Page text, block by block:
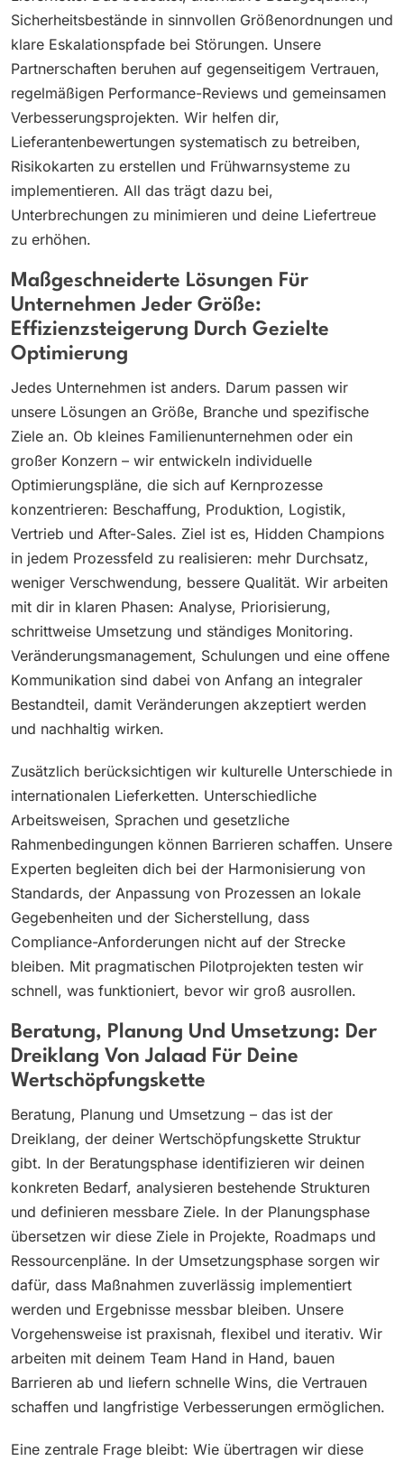
Sicherheitsbestände in sinnvollen Größenordnungen und
klare Eskalationspfade bei Störungen. Unsere
Partnerschaften beruhen auf gegenseitigem Vertrauen,
regelmäßigen Performance-Reviews und gemeinsamen
Verbesserungsprojekten. Wir helfen dir,
Lieferantenbewertungen systematisch zu betreiben,
Risikokarten zu erstellen und Frühwarnsysteme zu
implementieren. All das trägt dazu bei,
Unterbrechungen zu minimieren und deine Liefertreue
zu erhöhen.
Maßgeschneiderte Lösungen Für
Unternehmen Jeder Größe:
Effizienzsteigerung Durch Gezielte
Optimierung
Jedes Unternehmen ist anders. Darum passen wir
unsere Lösungen an Größe, Branche und spezifische
Ziele an. Ob kleines Familienunternehmen oder ein
großer Konzern – wir entwickeln individuelle
Optimierungspläne, die sich auf Kernprozesse
konzentrieren: Beschaffung, Produktion, Logistik,
Vertrieb und After-Sales. Ziel ist es, Hidden Champions
in jedem Prozessfeld zu realisieren: mehr Durchsatz,
weniger Verschwendung, bessere Qualität. Wir arbeiten
mit dir in klaren Phasen: Analyse, Priorisierung,
schrittweise Umsetzung und ständiges Monitoring.
Veränderungsmanagement, Schulungen und eine offene
Kommunikation sind dabei von Anfang an integraler
Bestandteil, damit Veränderungen akzeptiert werden
und nachhaltig wirken.
Zusätzlich berücksichtigen wir kulturelle Unterschiede in
internationalen Lieferketten. Unterschiedliche
Arbeitsweisen, Sprachen und gesetzliche
Rahmenbedingungen können Barrieren schaffen. Unsere
Experten begleiten dich bei der Harmonisierung von
Standards, der Anpassung von Prozessen an lokale
Gegebenheiten und der Sicherstellung, dass
Compliance-Anforderungen nicht auf der Strecke
bleiben. Mit pragmatischen Pilotprojekten testen wir
schnell, was funktioniert, bevor wir groß ausrollen.
Beratung, Planung Und Umsetzung: Der
Dreiklang Von Jalaad Für Deine
Wertschöpfungskette
Beratung, Planung und Umsetzung – das ist der
Dreiklang, der deiner Wertschöpfungskette Struktur
gibt. In der Beratungsphase identifizieren wir deinen
konkreten Bedarf, analysieren bestehende Strukturen
und definieren messbare Ziele. In der Planungsphase
übersetzen wir diese Ziele in Projekte, Roadmaps und
Ressourcenpläne. In der Umsetzungsphase sorgen wir
dafür, dass Maßnahmen zuverlässig implementiert
werden und Ergebnisse messbar bleiben. Unsere
Vorgehensweise ist praxisnah, flexibel und iterativ. Wir
arbeiten mit deinem Team Hand in Hand, bauen
Barrieren ab und liefern schnelle Wins, die Vertrauen
schaffen und langfristige Verbesserungen ermöglichen.
Eine zentrale Frage bleibt: Wie übertragen wir diese